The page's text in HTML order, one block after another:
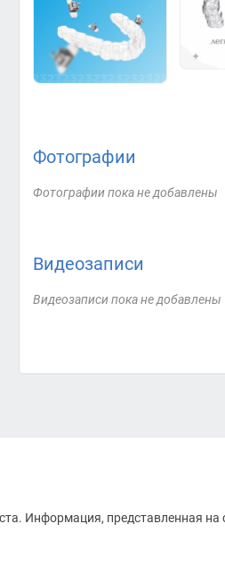
Фотографии
Фотографии пока не добавлены
Видеозаписи
Видеозаписи пока не добавлены
Информация, представленная